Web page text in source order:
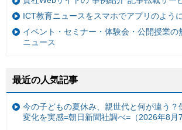
ICT教育ニュースをスマホでアプリのよう
イベント・セミナー・体験会・公開授業の
ニュース
最近の人気記事
今の子どもの夏休み、親世代と何が違う？
変化を実感=朝日新聞社調べ=（2026年8月7